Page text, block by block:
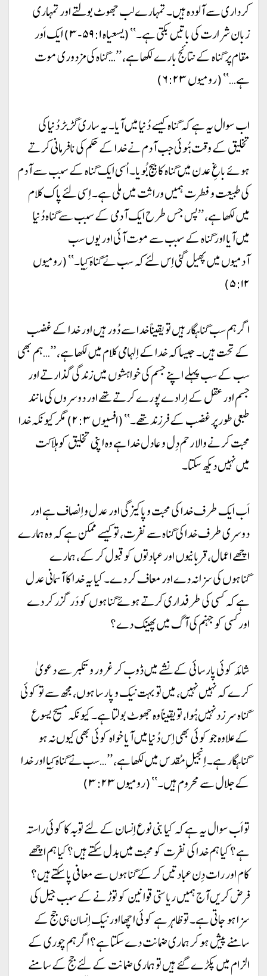
کرداری سے آلودہ ہیں۔ تمہارے لب جھوٹ بولتے اور تمہاری
زبان شرارت کی باتیں بکتی ہے۔‘‘ (یسعیاہ ۵۹:۱-۳) ایک اَور
مقام پر گناہ کے نتائج بارے لکھا ہے، ’’…گناہ کی مزدوری موت
ہے…‘‘ (رومیوں ۶:۲۳)
اب سوال یہ ہے کہ گناہ کیسے دُنیا میں آیا۔ یہ ساری گڑبڑ دُنیا کی
تخلیق کے وقت ہُوئی جب آدم نے خدا کے حکم کی نافرمانی کرتے
ہوئے باغِ عدن میں گناہ کا بیج بُویا۔ اُسی ایک گناہ کے سبب سے آدم
کی طبیعت و فطرت ہمیں وراثت میں ملی ہے۔ اِسی لئے پاک کلام
میں لکھا ہے، ’’پس جس طرح ایک آدمی کے سبب سے گناہ دُنیا
میں آیا اور گناہ کے سبب سے موت آئی اور یوں سب
آدمیوں میں پھیل گئی اِس لئے کہ سب نے گناہ کِیا۔‘‘ (رومیوں
۵:۱۲)
اگر ہم سب گناہگار ہیں تو یقیناً خدا سے دُور ہیں اور خدا کے غضب
کے تحت ہیں۔ جیسا کہ خدا کے اِلہامی کلام میں لکھا ہے، ’’…ہم بھی
سب کے سب پہلے اپنے جسم کی خواہشوں میں زندگی گذارتے اور
جسم اور عقل کے اِرادے پورے کرتے تھے اور دوسروں کی مانند
طبعی طور پر غضب کے فرزند تھے۔‘‘ (افسیوں ۲:۳) مگر کیونکہ خدا
محبت کرنے والا رحم دِل و عادل خدا ہے وہ اپنی تخلیق کو ہلاکت
میں نہیں دیکھ سکتا۔
اَب ایک طرف خدا کی محبت و پاکیزگی اور عدل و اِنصاف ہے اور
دوسری طرف خدا کی گناہ سے نفرت، تو کیسے ممکن ہے کہ وہ ہمارے
اچھے اعمال، قربانیوں اور عبادتوں کو قبول کر کے، ہمارے
گناہوں کی سزا نہ دے اور معاف کر دے۔ کیا یہ خدا کا آسمانی عدل
ہے کہ کسی کی طرفداری کرتے ہوئے گناہوں کو دَر گزر کر دے
اور کسی کو جہنم کی آگ میں پھینک دے؟
شائد کوئی پارسائی کے نشے میں ڈوب کر غرور و تکبر سے دعویٰ
کرے کہ نہیں نہیں، میں تو بہت نیک و پارسا ہوں، مجھ سے تو کوئی
گناہ سر زد نہیں ہُوا، تو یقیناً وہ جھوٹ بولتا ہے۔ کیونکہ مسیح یسوع
کے علاوہ جو کوئی بھی اِس دُنیا میں آیا خواہ کوئی بھی کیوں نہ ہو
گناہگار ہے۔ اِنجیلِ مُقدس میں لکھا ہے، ’’…سب نے گناہ کِیا اور خدا
کے جلال سے محروم ہیں۔‘‘ (رومیوں ۳:۲۳)
تو اَب سوال یہ ہے کہ کیا بنی نوع اِنسان کے لئے توبہ کا کوئی راستہ
ہے؟ کیا ہم خدا کی نفرت کو محبت میں بدل سکتے ہیں؟ کیا ہم اچھے
کام اور رات دِن عبادتیں کر کے گناہوں سے معافی پا سکتےہیں؟
فرض کریں آج ہمیں ریاستی قوانین کو توڑنے کے سبب جیل کی
سزا ہو جاتی ہے۔ تو ظاہر ہے کوئی اچھا اور نیک اِنسان ہی جج کے
سامنے پیش ہو کر ہماری ضمانت دے سکتا ہے؟ اگر ہم چوری کے
الزام میں پکڑے گئے ہیں تو ہماری ضمانت کے لئے جج کے سامنے